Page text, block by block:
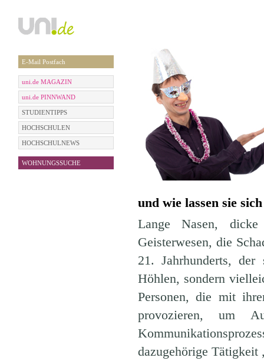
E-Mail Postfach
uni.de MAGAZIN
uni.de PINNWAND
STUDIENTIPPS
HOCHSCHULEN
HOCHSCHULNEWS
WOHNUNGSSUCHE
und wie lassen sie
Lange Nasen,
Geisterwesen, die
21. Jahrhunderts, der
Höhlen, sondern
Personen, die mit
provozieren, um
dazugehörige Tätigkeit